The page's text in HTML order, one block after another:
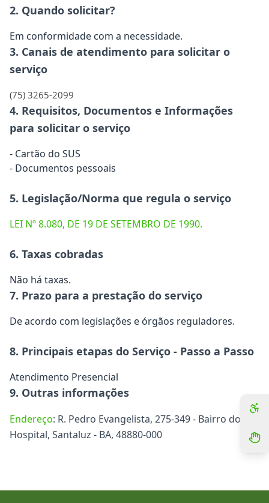
2. Quando solicitar?
Em conformidade com a necessidade.
3. Canais de atendimento para solicitar o
serviço
(75) 3265-2099
4. Requisitos, Documentos e Informações
para solicitar o serviço
- Cartão do SUS
- Documentos pessoais
5. Legislação/Norma que regula o serviço
LEI Nº 8.080, DE 19 DE SETEMBRO DE 1990.
6. Taxas cobradas
Não há taxas.
7. Prazo para a prestação do serviço
De acordo com legislações e órgãos reguladores.
8. Principais etapas do Serviço - Passo a Passo
Atendimento Presencial
9. Outras informações
Endereço: R. Pedro Evangelista, 275-349 - Bairro do
Hospital, Santaluz - BA, 48880-000